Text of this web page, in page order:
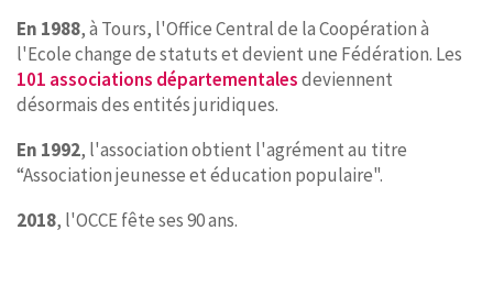
En 1988, à Tours, l'Office Central de la Coopération à
l'Ecole change de statuts et devient une Fédération. Les
101 associations départementalesdeviennent
désormais des entités juridiques.
En 1992, l'association obtient l'agrément au titre
“Association jeunesse et éducation populaire".
2018, l'OCCE fête ses 90 ans.